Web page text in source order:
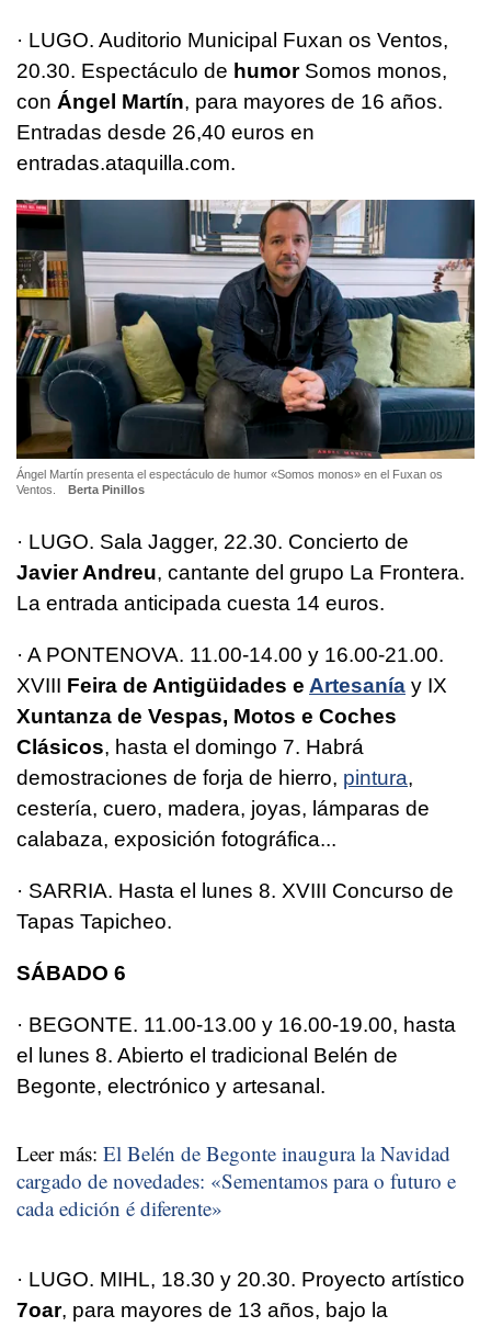
· LUGO. Auditorio Municipal Fuxan os Ventos,
20.30. Espectáculo de humorSomos monos,
con Ángel Martín, para mayores de 16 años.
Entradas desde 26,40 euros en
entradas.ataquilla.com.
Ángel Martín presenta el espectáculo de humor «Somos monos» en el Fuxan os
Ventos.
Berta Pinillos
· LUGO. Sala Jagger, 22.30. Concierto de
Javier Andreu, cantante del grupo La Frontera.
La entrada anticipada cuesta 14 euros.
· A PONTENOVA. 11.00-14.00 y 16.00-21.00.
XVIII Feira de Antigüidades e Artesanía y IX
Xuntanza de Vespas, Motos e Coches
Clásicos, hasta el domingo 7. Habrá
demostraciones de forja de hierro, pintura,
cestería, cuero, madera, joyas, lámparas de
calabaza, exposición fotográfica...
· SARRIA. Hasta el lunes 8. XVIII Concurso de
Tapas Tapicheo.
SÁBADO 6
· BEGONTE. 11.00-13.00 y 16.00-19.00, hasta
el lunes 8. Abierto el tradicional Belén de
Begonte, electrónico y artesanal.
Leer más: El Belén de Begonte inaugura la Navidad
cargado de novedades: «Sementamos para o futuro e
cada edición é diferente»
· LUGO. MIHL, 18.30 y 20.30. Proyecto artístico
7oar, para mayores de 13 años, bajo la